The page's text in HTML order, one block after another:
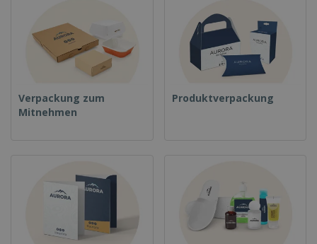
Verpackung zum
Mitnehmen
Produktverpackung